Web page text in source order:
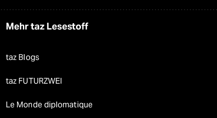
Mehr taz Lesestoff
taz Blogs
taz FUTURZWEI
Le Monde diplomatique